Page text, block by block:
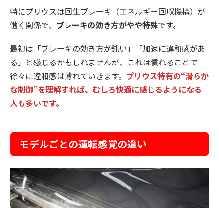
特にプリウスは回生ブレーキ（エネルギー回収機構）が
働く関係で、 ブレーキの効き方がやや特殊です。
最初は「ブレーキの効き方が鈍い」「加速に違和感があ
る」と感じるかもしれませんが、これは慣れることで
徐々に違和感は薄れていきます。 プリウス特有の“滑らか
な制御”を理解すれば、むしろ快適に感じるようになる
人も多いです。
モデルごとの運転感覚の違い